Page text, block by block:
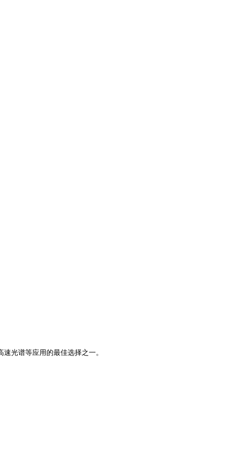
光谱等应用的最佳选择之一。